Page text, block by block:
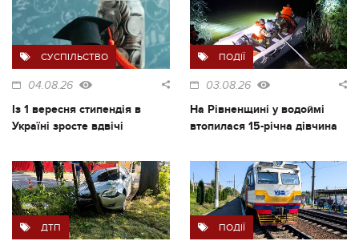
СУСПІЛЬСТВО
04.08.26
Із 1 вересня стипендія в
Україні зросте вдвічі
ПОДІЇ
03.08.26
На Рівненщині у водоймі
втопилася 15-річна дівчина
ДТП ПОДІЇ